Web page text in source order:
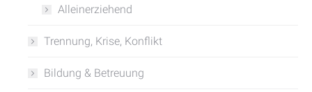
Alleinerziehend
Trennung, Krise, Konflikt
Bildung & Betreuung